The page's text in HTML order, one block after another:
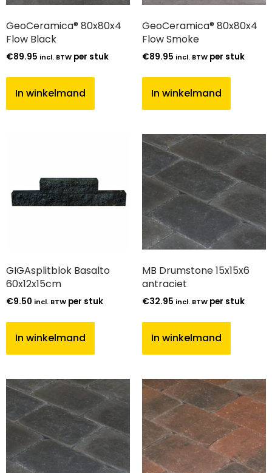
GeoCeramica® 80x80x4
Flow Black
€89.95 incl. BTW per stuk
In winkelmand
GeoCeramica® 80x80x4
Flow Smoke
€89.95 incl. BTW per stuk
In winkelmand
GIGAsplitblok Basalto
60x12x15cm
€9.50 incl. BTW per stuk
In winkelmand
MB Drumstone 15x15x6
antraciet
€32.95 incl. BTW per stuk
In winkelmand